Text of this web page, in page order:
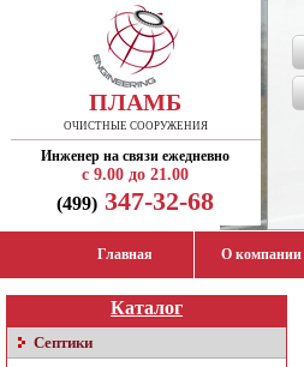
ПЛАМБ
ОЧИСТНЫЕ СООРУЖЕНИЯ
Инженер на связи ежедневно
с 9.00 до 21.00
(499) 347-32-68
Главная О компании
Каталог
Септики